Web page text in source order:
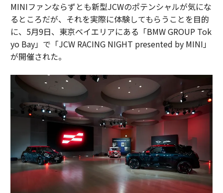
MINIファンならずとも新型JCWのポテンシャルが気にな
るところだが、それを実際に体験してもらうことを目的
に、5月9日、東京ベイエリアにある「BMW GROUP Tok
yo Bay」で「JCW RACING NIGHT presented by MINI」
が開催された。